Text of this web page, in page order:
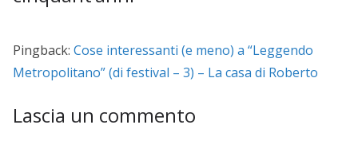
Pingback: Cose interessanti (e meno) a “Leggendo
Metropolitano” (di festival – 3) – La casa di Roberto
Lascia un commento